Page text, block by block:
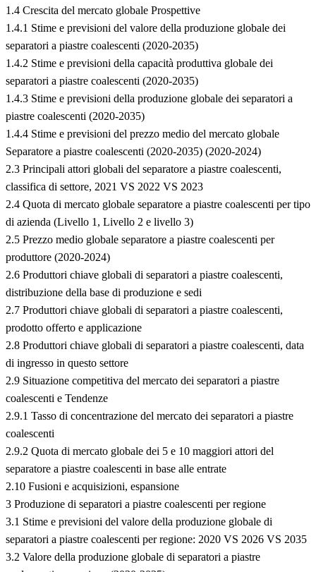
1.4 Crescita del mercato globale Prospettive
1.4.1 Stime e previsioni del valore della produzione globale dei
separatori a piastre coalescenti (2020-2035)
1.4.2 Stime e previsioni della capacità produttiva globale dei
separatori a piastre coalescenti (2020-2035)
1.4.3 Stime e previsioni della produzione globale dei separatori a
piastre coalescenti (2020-2035)
1.4.4 Stime e previsioni del prezzo medio del mercato globale
Separatore a piastre coalescenti (2020-2035) (2020-2024)
2.3 Principali attori globali del separatore a piastre coalescenti,
classifica di settore, 2021 VS 2022 VS 2023
2.4 Quota di mercato globale separatore a piastre coalescenti per tipo
di azienda (Livello 1, Livello 2 e livello 3)
2.5 Prezzo medio globale separatore a piastre coalescenti per
produttore (2020-2024)
2.6 Produttori chiave globali di separatori a piastre coalescenti,
distribuzione della base di produzione e sedi
2.7 Produttori chiave globali di separatori a piastre coalescenti,
prodotto offerto e applicazione
2.8 Produttori chiave globali di separatori a piastre coalescenti, data
di ingresso in questo settore
2.9 Situazione competitiva del mercato dei separatori a piastre
coalescenti e Tendenze
2.9.1 Tasso di concentrazione del mercato dei separatori a piastre
coalescenti
2.9.2 Quota di mercato globale dei 5 e 10 maggiori attori del
separatore a piastre coalescenti in base alle entrate
2.10 Fusioni e acquisizioni, espansione
3 Produzione di separatori a piastre coalescenti per regione
3.1 Stime e previsioni del valore della produzione globale di
separatori a piastre coalescenti per regione: 2020 VS 2026 VS 2035
3.2 Valore della produzione globale di separatori a piastre